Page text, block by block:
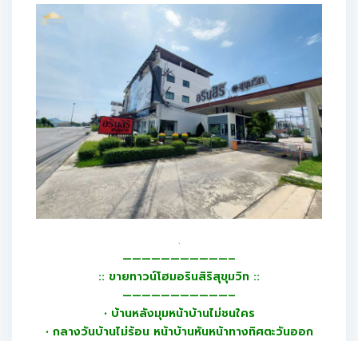
.
———————————–
:: ขายทาวน์โฮมอรินสิริสุขุมวิท ::
———————————–
• บ้านหลังมุมหน้าบ้านไม่ชนใคร
• กลางวันบ้านไม่ร้อน หน้าบ้านหันหน้าทางทิศตะวันออก